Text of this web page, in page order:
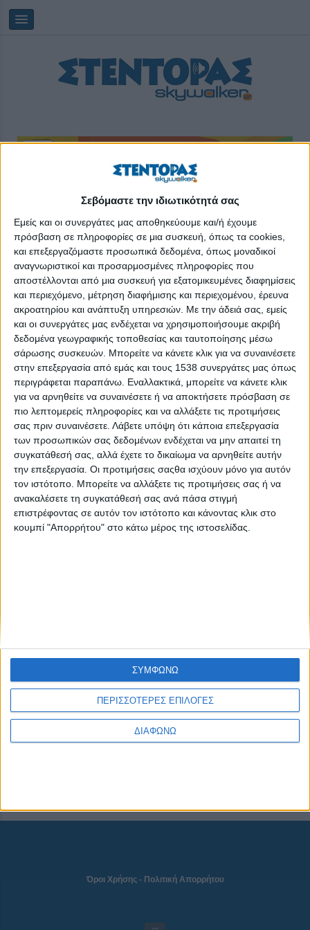
Σεβόμαστε την ιδιωτικότητά σας
Εμείς και οι συνεργάτες μας αποθηκεύουμε και/ή έχουμε
πρόσβαση σε πληροφορίες σε μια συσκευή, όπως τα cookies,
και επεξεργαζόμαστε προσωπικά δεδομένα, όπως μοναδικοί
αναγνωριστικοί και προσαρμοσμένες πληροφορίες που
αποστέλλονται από μια συσκευή για εξατομικευμένες διαφημίσεις
και περιεχόμενο, μέτρηση διαφήμισης και περιεχομένου, έρευνα
ακροατηρίου και ανάπτυξη υπηρεσιών. Με την άδειά σας, εμείς
και οι συνεργάτες μας ενδέχεται να χρησιμοποιήσουμε ακριβή
δεδομένα γεωγραφικής τοποθεσίας και ταυτοποίησης μέσω
σάρωσης συσκευών. Μπορείτε να κάνετε κλικ για να συναινέσετε
στην επεξεργασία από εμάς και τους 1538 συνεργάτες μας όπως
περιγράφεται παραπάνω. Εναλλακτικά, μπορείτε να κάνετε κλικ
για να αρνηθείτε να συναινέσετε ή να αποκτήσετε πρόσβαση σε
πιο λεπτομερείς πληροφορίες και να αλλάξετε τις προτιμήσεις
σας πριν συναινέσετε. Λάβετε υπόψη ότι κάποια επεξεργασία
των προσωπικών σας δεδομένων ενδέχεται να μην απαιτεί τη
συγκατάθεσή σας, αλλά έχετε το δικαίωμα να αρνηθείτε αυτήν
την επεξεργασία. Οι προτιμήσεις σαςθα ισχύουν μόνο για αυτόν
τον ιστότοπο. Μπορείτε να αλλάξετε τις προτιμήσεις σας ή να
ανακαλέσετε τη συγκατάθεσή σας ανά πάσα στιγμή
επιστρέφοντας σε αυτόν τον ιστότοπο και κάνοντας κλικ στο
κουμπί "Απορρήτου" στο κάτω μέρος της ιστοσελίδας.
ΠΕΡΙΣΣΟΤΕΡΕΣ ΕΠΙΛΟΓΕΣ
ΔΙΑΦΩΝΩ
ΣΥΜΦΩΝΩ
Πέμπτη, 06/08/202618:58:38
καταβολές
Οι πληρωμές από το υπουργείο Εργασίας και
Κοινωνικών Υποθέσεων, τον e-ΕΦΚΑ και τον ΟΑΕΔ
Οι πληρωμές από το υπουργείο Εργασίας, τον e-ΕΦΚΑ
και τον ΟΑΕΔ, έως τις 28 Ιανουαρίου
Υπουργείο Εργασίας: Τι καταβάλλεται από τον e-ΕΦΚΑ
και τη ΔΥΠΑ έως τις 26 Aυγούστου
Όροι Χρήσης- Πολιτική Απορρήτου